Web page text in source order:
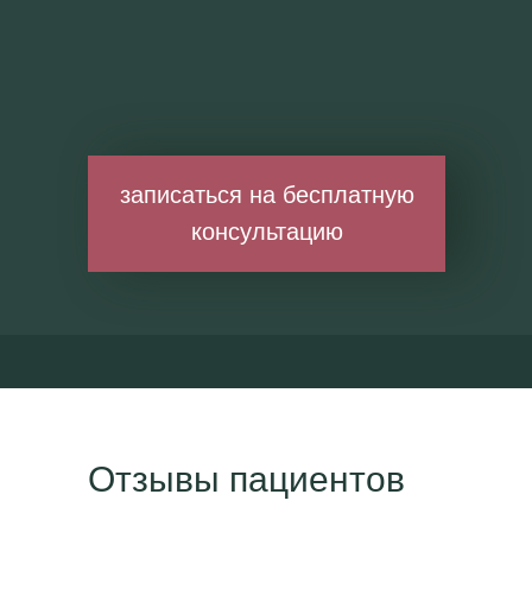
записаться на бесплатную
консультацию
Отзывы пациентов